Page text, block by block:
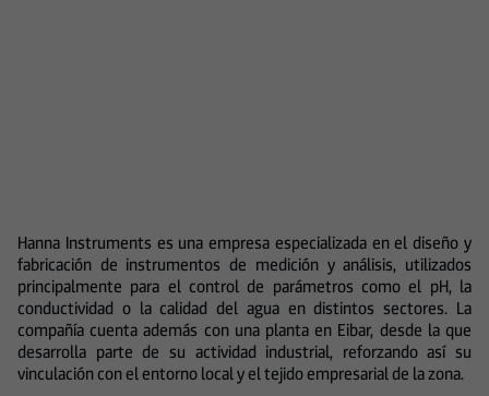
Hanna Instruments es una empresa especializada en el diseño y
fabricación de instrumentos de medición y análisis, utilizados
principalmente para el control de parámetros como el pH, la
conductividad o la calidad del agua en distintos sectores. La
compañía cuenta además con una planta en Eibar, desde la que
desarrolla parte de su actividad industrial, reforzando así su
vinculación con el entorno local y el tejido empresarial de la zona.